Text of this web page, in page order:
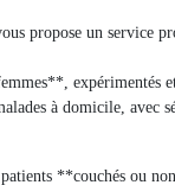
propose un service
expérimentés
à domicile, avec
**couchés ou